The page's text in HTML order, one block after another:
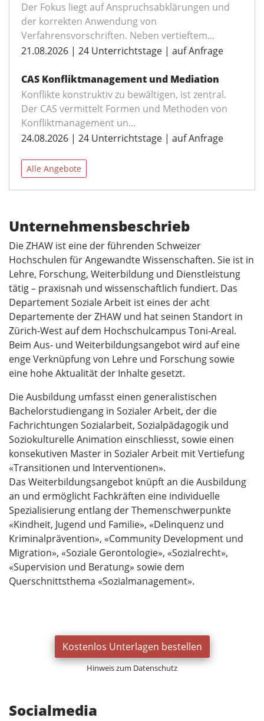
Der Fokus liegt auf Anspruchsabklärungen und
der korrekten Anwendung von
Verfahrensvorschriften. Neben vertieftem...
21.08.2026 | 24 Unterrichtstage | auf Anfrage
CAS Konfliktmanagement und Mediation
Konflikte konstruktiv zu bewältigen, ist zentral.
Der CAS vermittelt Formen und Methoden von
Konfliktmanagement un...
24.08.2026 | 24 Unterrichtstage | auf Anfrage
Alle Angebote
Unternehmensbeschrieb
Die ZHAW ist eine der führenden Schweizer
Hochschulen für Angewandte Wissenschaften. Sie ist in
Lehre, Forschung, Weiterbildung und Dienstleistung
tätig – praxisnah und wissenschaftlich fundiert. Das
Departement Soziale Arbeit ist eines der acht
Departemente der ZHAW und hat seinen Standort in
Zürich-West auf dem Hochschulcampus Toni-Areal.
Beim Aus- und Weiterbildungsangebot wird auf eine
enge Verknüpfung von Lehre und Forschung sowie
eine hohe Aktualität der Inhalte gesetzt.
Die Ausbildung umfasst einen generalistischen
Bachelorstudiengang in Sozialer Arbeit, der die
Fachrichtungen Sozialarbeit, Sozialpädagogik und
Soziokulturelle Animation einschliesst, sowie einen
konsekutiven Master in Sozialer Arbeit mit Vertiefung
«Transitionen und Interventionen».
Das Weiterbildungsangebot knüpft an die Ausbildung
an und ermöglicht Fachkräften eine individuelle
Spezialisierung entlang der Themenschwerpunkte
«Kindheit, Jugend und Familie», «Delinquenz und
Kriminalprävention», «Community Development und
Migration», «Soziale Gerontologie», «Sozialrecht»,
«Supervision und Beratung» sowie dem
Querschnittsthema «Sozialmanagement».
Kostenlos Unterlagen bestellen
Hinweis zum Datenschutz
Socialmedia